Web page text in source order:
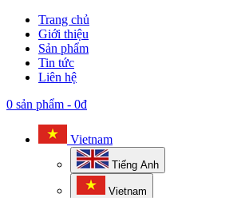
Trang chủ
Giới thiệu
Sản phẩm
Tin tức
Liên hệ
0 sản phẩm - 0đ
Vietnam
Tiếng Anh
Vietnam